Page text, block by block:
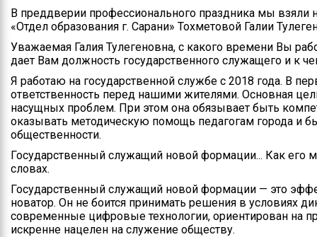
Ими гордится город
Школьные будни
Коммунальная сфера
В преддверии профессионального праздника мы взяли
«Отдел образования г. Сарани» Тохметовой Галии
Уважаемая Галия Тулегеновна, с какого времени Вы
дает Вам должность государственного служащего и к
Я работаю на государственной службе с 2018 года. В
ответственность перед нашими жителями. Основная
насущных проблем. При этом она обязывает быть
оказывать методическую помощь педагогам города и
общественности.
Государственный служащий новой формации... Как его
словах.
Государственный служащий новой формации — это
новатор. Он не боится принимать решения в условиях
современные цифровые технологии, ориентирован на
искренне нацелен на служение обществу.